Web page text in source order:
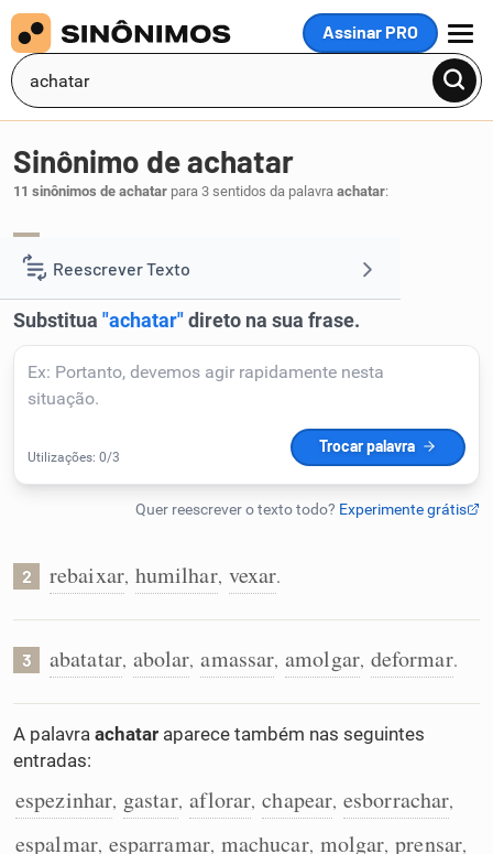
Assinar PRO
MENU
Reescrever Texto
Resumir Texto
Corrigir Texto
Detector de IA
Humanizador de IA
Conexões
Caça-palavras
Sinônimo de achatar
11 sinônimos de achatar para 3 sentidos da palavra achatar:
2 rebaixar, humilhar, vexar.
3 abatatar, abolar, amassar, amolgar, deformar.
A palavra achatar aparece também nas seguintes
entradas:
espezinhar, gastar, aflorar, chapear, esborrachar,
espalmar, esparramar, machucar, molgar, prensar,